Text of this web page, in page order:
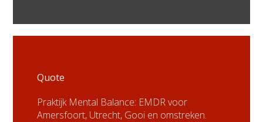
Quote
Praktijk Mental Balance: EMDR voor
Amersfoort, Utrecht, Gooi en omstreken.